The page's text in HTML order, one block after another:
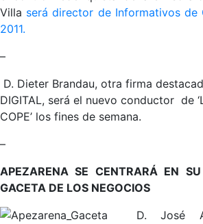
Villa será director de Informativos de
2011.
–
D. Dieter Brandau, otra firma
DIGITAL, será el nuevo conductor de
COPE’ los fines de semana.
–
APEZARENA SE CENTRARÁ EN
GACETA DE LOS NEGOCIOS
D. José